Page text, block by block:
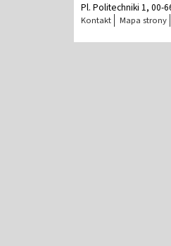
Pl. Politechniki 1, 00-
Kontakt Mapa strony